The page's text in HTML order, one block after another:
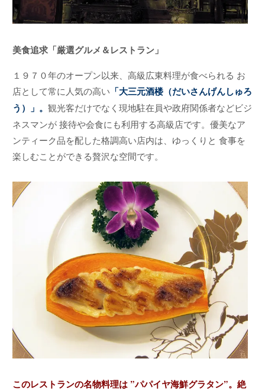
美食追求「厳選グルメ＆レストラン」
１９７０年のオープン以来、高級広東料理が食べられる お
店として常に人気の高い 「大三元酒楼（だいさんげんしゅろ
う）」。観光客だけでなく現地駐在員や政府関係者などビジ
ネスマンが 接待や会食にも利用する高級店です。優美なア
ンティーク品を配した格調高い店内は、ゆっくりと 食事を
楽しむことができる贅沢な空間です。
このレストランの名物料理は ”パパイヤ海鮮グラタン”。絶